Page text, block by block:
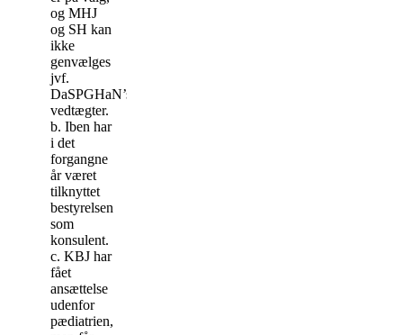
og MHJ
og SH kan
ikke
genvælges
jvf.
DaSPGHaN’s
vedtægter.
b. Iben har
i det
forgangne
år været
tilknyttet
bestyrelsen
som
konsulent.
c. KBJ har
fået
ansættelse
udenfor
pædiatrien,